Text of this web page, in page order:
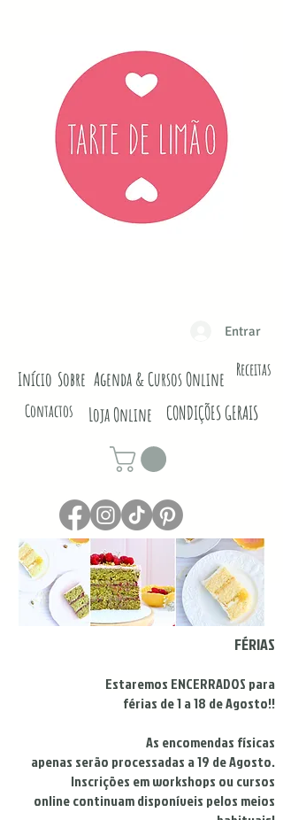
Entrar
Início Sobre Agenda & Cursos Online
Loja Online
CONDIÇÕES GERAIS
Receitas
Contactos
FÉRIAS
Estaremos ENCERRADOS para
férias de 1 a 18 de Agosto!!
As encomendas físicas
apenas serão processadas a 19 de Agosto.
Inscrições em workshops ou cursos
online continuam disponíveis pelos meios